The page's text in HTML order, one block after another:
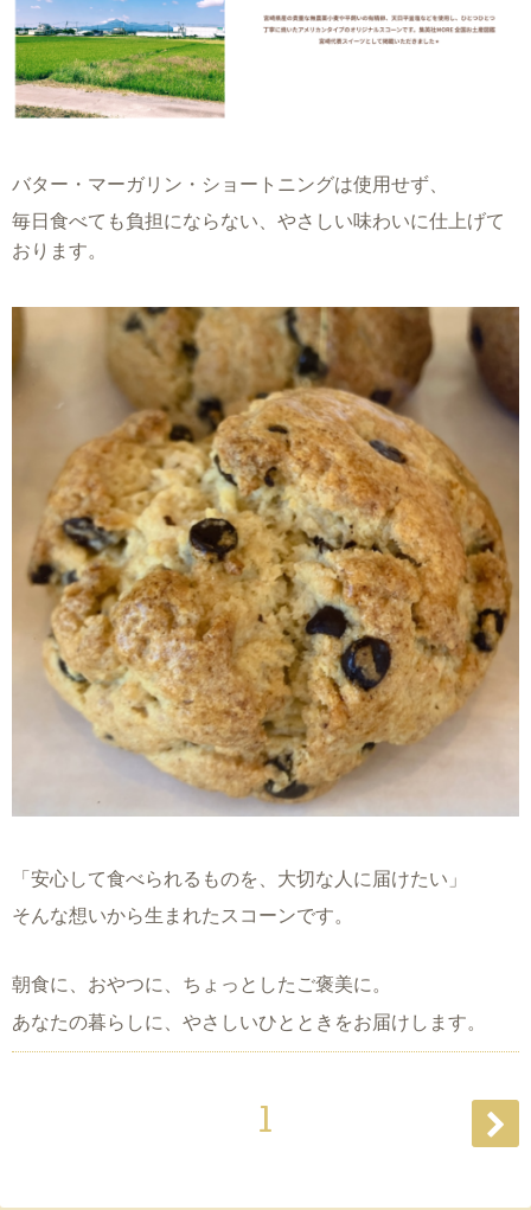
バター・マーガリン・ショートニングは使用せず、
毎日食べても負担にならない、やさしい味わいに仕上げて
おります。
「安心して食べられるものを、大切な人に届けたい」
そんな想いから生まれたスコーンです。
朝食に、おやつに、ちょっとしたご褒美に。
あなたの暮らしに、やさしいひとときをお届けします。
1